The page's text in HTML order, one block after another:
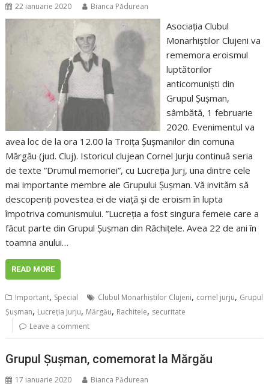
22 ianuarie 2020 Bianca Pădurean
Asociaţia Clubul
Monarhiştilor Clujeni va
rememora eroismul
luptătorilor
anticomunişti din
Grupul Şuşman,
sâmbătă, 1 februarie
2020. Evenimentul va
avea loc de la ora 12.00 la Troiţa Şuşmanilor din comuna
Mărgău (jud. Cluj). Istoricul clujean Cornel Jurju continuă seria
de texte ”Drumul memoriei”, cu Lucreția Jurj, una dintre cele
mai importante membre ale Grupului Șușman. Vă invităm să
descoperiți povestea ei de viață și de eroism în lupta
împotriva comunismului. ”Lucreţia a fost singura femeie care a
făcut parte din Grupul Şuşman din Răchiţele. Avea 22 de ani în
toamna anului…
READ MORE
Important, Special Clubul Monarhiștilor Clujeni, cornel jurju, Grupul
Șușman, Lucreția Jurju, Mărgău, Rachitele, securitate
Leave a comment
Grupul Șușman, comemorat la Mărgău
17 ianuarie 2020 Bianca Pădurean